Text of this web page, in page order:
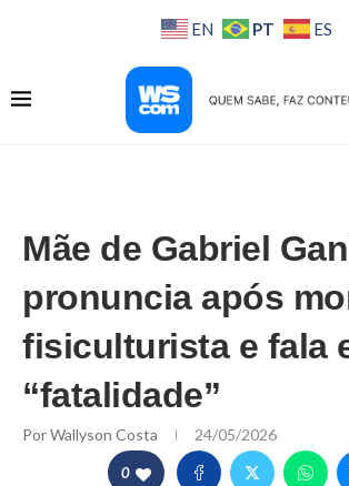
EN PT ES
Mãe de Gabriel
pronuncia após
fisiculturista e fala
“fatalidade”
PorWallyson Costa 24/05/2026
0